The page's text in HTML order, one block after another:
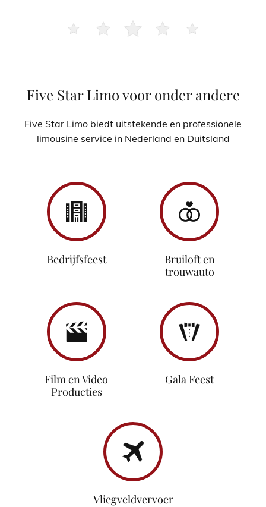
Five Star Limo voor onder andere
Five Star Limo biedt uitstekende en professionele
limousine service in Nederland en Duitsland
Bedrijfsfeest
Bruiloft en
trouwauto
Film en Video
Producties
Gala Feest
Vliegveldvervoer